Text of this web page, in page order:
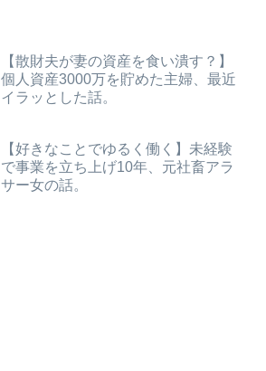
【散財夫が妻の資産を食い潰す？】
個人資産3000万を貯めた主婦、最近
イラッとした話。
【好きなことでゆるく働く】未経験
で事業を立ち上げ10年、元社畜アラ
サー女の話。